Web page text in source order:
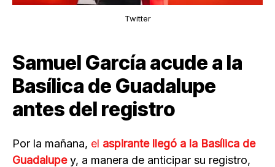
Twitter
Samuel García acude a la
Basílica de Guadalupe
antes del registro
Por la mañana, el aspirante llegó a la Basílica de
Guadalupe y, a manera de anticipar su registro,